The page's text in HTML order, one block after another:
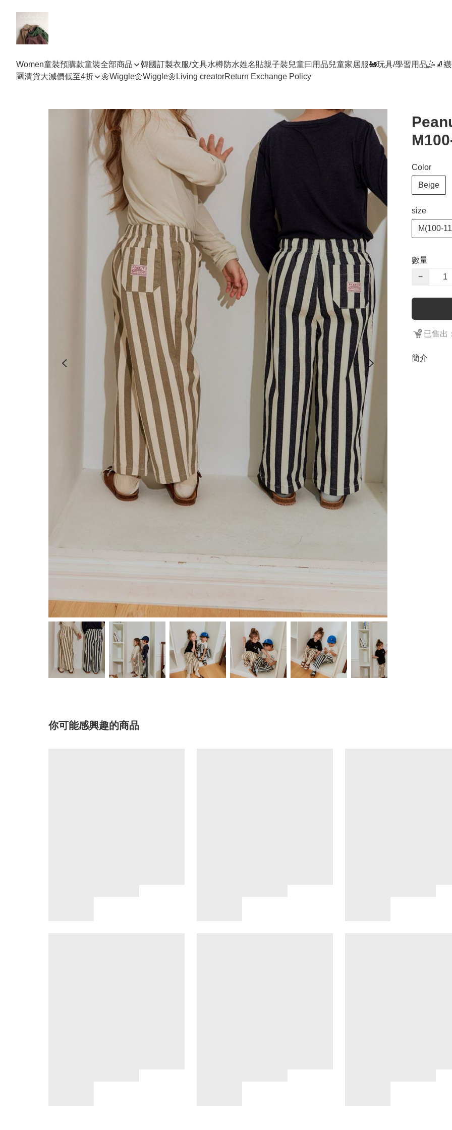
Women童裝預購款童裝全部商品 韓國訂製衣服/文具水樽防水姓名貼親子裝兒童曰用品兒童家居服🚂玩具/學習用品🤹 🧦
🈹清貨大減價低至4折
🌼Wiggle🌼Wiggle🌼 Living creatorReturn Exchange Policy
Color
Beige
size
M(100-
數量
−
已售出
簡介
你可能感興趣的商品